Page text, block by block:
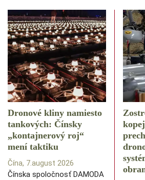
Dronové kliny namiesto
tankových: Čínsky
️„kontajnerový roj“
mení taktiku
Čína, 7.august 2026
Čínska spoločnosť DAMODA